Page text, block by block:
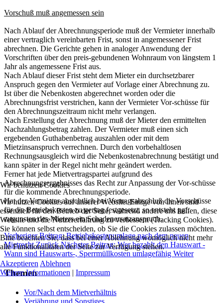
Vorschuß muß angemessen sein
Nach Ablauf der Abrechnungsperiode muß der Vermieter innerhalb
einer vertraglich vereinbarten Frist, sonst in angemessener Frist
abrechnen. Die Gerichte gehen in analoger Anwendung der
Vorschriften über den preis-gebundenen Wohnraum von längstem 1
Jahr als angemessene Frist aus.
Nach Ablauf dieser Frist steht dem Mieter ein durchsetzbarer
Anspruch gegen den Vermieter auf Vorlage einer Abrechnung zu.
Ist über die Nebenkosten abgerechnet worden oder die
Abrechnungsfrist verstrichen, kann der Vermieter Vor-schüsse für
den Abrechnungszeitraum nicht mehr verlangen.
Nach Erstellung der Abrechnung muß der Mieter den ermittelten
Nachzahlungsbetrag zahlen. Der Vermieter muß einen sich
ergebenden Guthabenbetrag auszahlen oder mit dem
Mietzinsanspruch verrechnen. Durch den vorbehaltlosen
Rechnungsausgleich wird die Nebenkostenabrechnung bestätigt und
kann später in der Regel nicht mehr geändert werden.
Ferner hat jede Mietvertragspartei aufgrund des
Abrechnungsergebnisses das Recht zur Anpassung der Vor-schüsse
für die kommende Abrechnungsperiode.
Hat der Vermieter absichtlich bei Vertragsabschluß die Vorschüsse
für die Betriebskosten zu gering festgesetzt, so entsteht ggf.
zugunsten des Mieters ein Schadenersatzanspruch.
Vorheriger Beitrag: Betriebskostenumlage nach dem neuen
MietrechtZurück Nächster Beitrag: Wer bezahlt den Hauswart -
Wann sind Hauswarts-, Sperrmüllkosten umlagefähig Weiter
Themen
Vor/Nach dem Mietverhältnis
Verjährung und Sonstiges
Wir benutzen Cookies
Wir nutzen Cookies auf unserer Website. Einige von ihnen sind
essenziell für den Betrieb der Seite, während andere uns helfen, diese
Website und die Nutzererfahrung zu verbessern (Tracking Cookies).
Sie können selbst entscheiden, ob Sie die Cookies zulassen möchten.
Bitte beachten Sie, dass bei einer Ablehnung womöglich nicht mehr
alle Funktionalitäten der Seite zur Verfügung stehen.
Akzeptieren Ablehnen
Weitere Informationen | Impressum